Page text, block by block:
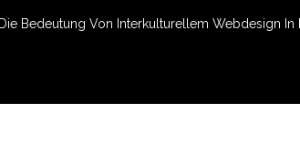
Die Bedeutung Von Interkulturellem Webdesign